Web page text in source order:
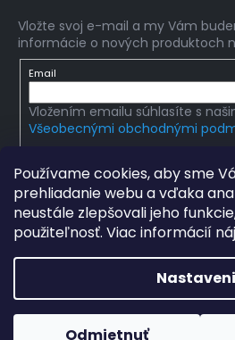
Používame cookies, aby sme
prehliadanie webu a vďaka
neustále zlepšovali jeho
použiteľnosť. Viac informácií
Odmietnuť
Vložte svoj e-mail a my Vám
informácie o nových produktoch
Email
Vložením emailu súhlasíte s
Všeobecnými obchodnými
Copyright 2026 Edumania.
Upraviť
Grafický návrh vytvořil a na
Hlad&techka